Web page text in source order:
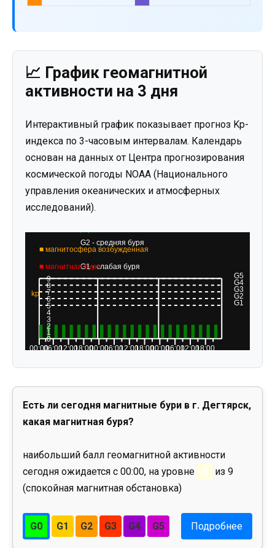
📈 График геомагнитной
активности на 3 дня
Интерактивный график показывает прогноз Kp-
индекса по 3-часовым интервалам. Календарь
основан на данных от Центра прогнозирования
космической погоды NOAA (Национального
управления океанических и атмосферных
исследований).
Есть ли сегодня магнитные бури в г. Дегтярск,
какая магнитная буря?
наибольший балл геомагнитной активности
сегодня ожидается с 00:00, на уровне
0
из 9
(спокойная магнитная обстановка)
G0 G1 G2 G3 G4 G5 Подробнее